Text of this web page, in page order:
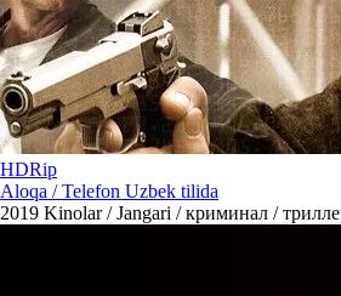
HDRip
Aloqa / Telefon Uzbek tilida
2019 Kinolar / Jangari / криминал /